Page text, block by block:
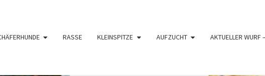
RASSE KLEINSPITZE AUFZUCHT AKTUELLER WURF